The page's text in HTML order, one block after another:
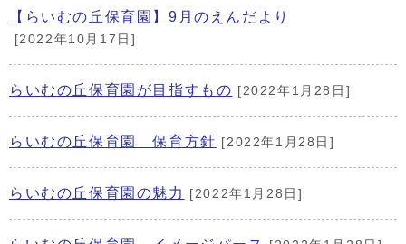
【らいむの丘保育園】9月のえんだより
[2022年10月17日]
らいむの丘保育園が目指すもの [2022年1月28日]
らいむの丘保育園 保育方針 [2022年1月28日]
らいむの丘保育園の魅力 [2022年1月28日]